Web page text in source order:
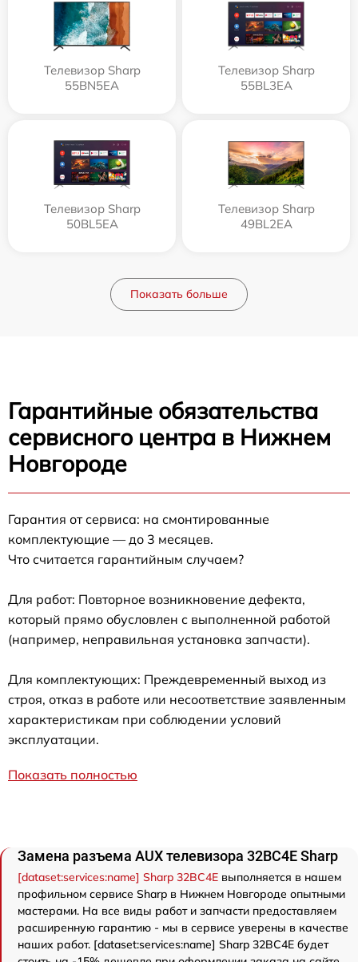
Телевизор Sharp
55BN5EA
Телевизор Sharp
55BL3EA
Телевизор Sharp
50BL5EA
Телевизор Sharp
49BL2EA
Показать больше
Гарантийные обязательства
сервисного центра в Нижнем
Новгороде
Гарантия от сервиса: на смонтированные
комплектующие — до 3 месяцев.
Что считается гарантийным случаем?
Для работ: Повторное возникновение дефекта,
который прямо обусловлен с выполненной работой
(например, неправильная установка запчасти).
Для комплектующих: Преждевременный выход из
строя, отказ в работе или несоответствие заявленным
характеристикам при соблюдении условий
эксплуатации.
Показать полностью
Замена разъема AUX телевизора 32BC4E Sharp
[dataset:services:name] Sharp 32BC4E выполняется в нашем
профильном сервисе Sharp в Нижнем Новгороде опытными
мастерами. На все виды работ и запчасти предоставляем
расширенную гарантию - мы в сервисе уверены в качестве
наших работ. [dataset:services:name] Sharp 32BC4E будет